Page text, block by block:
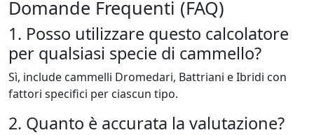
Domande Frequenti (FAQ)
1. Posso utilizzare questo calcolatore
per qualsiasi specie di cammello?
Sì, include cammelli Dromedari, Battriani e Ibridi con
fattori specifici per ciascun tipo.
2. Quanto è accurata la valutazione?